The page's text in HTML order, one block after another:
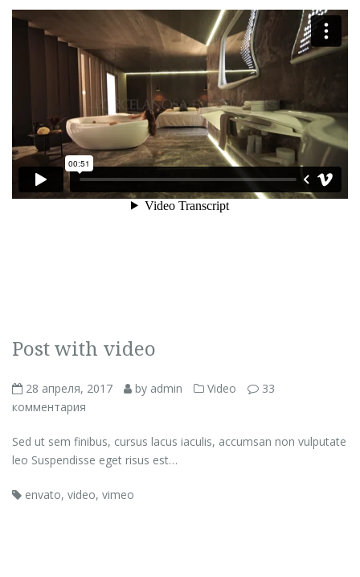
Post with video
28 апреля, 2017 by admin Video
33
комментария
Sed ut sem finibus, cursus lacus iaculis, accumsan non vulputate
leo Suspendisse eget risus est…
envato, video, vimeo